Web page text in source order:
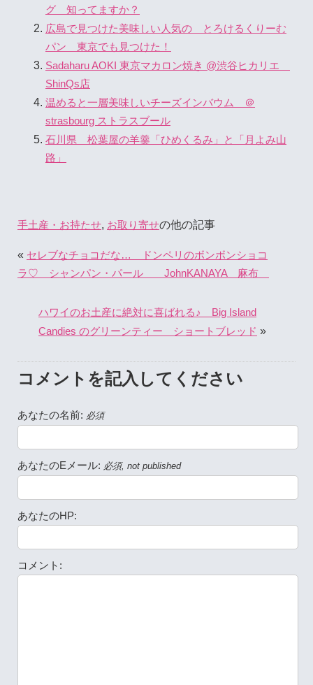
グ 知ってますか？
広島で見つけた美味しい人気の とろけるくりーむ
パン 東京でも見つけた！
Sadaharu AOKI 東京マカロン焼き @渋谷ヒカリエ
ShinQs店
温めると一層美味しいチーズインバウム ＠
strasbourg ストラスブール
石川県 松葉屋の羊羹「ひめくるみ」と「月よみ山
路」
手土産・お持たせ, お取り寄せの他の記事
« セレブなチョコだな… ドンペリのボンボンショコ
ラ♡ シャンパン・パール JohnKANAYA 麻布
ハワイのお土産に絶対に喜ばれる♪ Big Island
Candies のグリーンティー ショートブレッド »
コメントを記入してください
あなたの名前: 必須
あなたのEメール: 必須, not published
あなたのHP:
コメント: